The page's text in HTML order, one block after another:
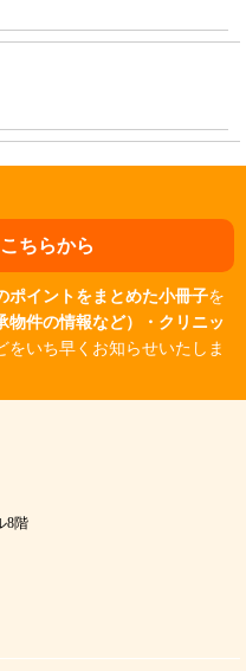
ちらから
ポイントをまとめた小冊子を
物件の情報など）・クリニッ
をいち早くお知らせいたしま
8階